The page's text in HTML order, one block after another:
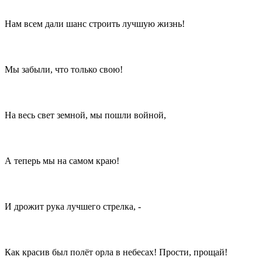
Нам всем дали шанс строить лучшую жизнь!
Мы забыли, что только свою!
На весь свет земной, мы пошли войной,
А теперь мы на самом краю!
И дрожит рука лучшего стрелка, -
Как красив был полёт орла в небесах! Прости, прощай!